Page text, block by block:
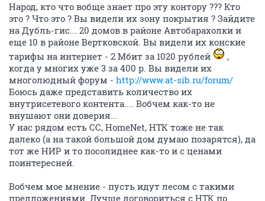
Народ, кто что вобще знает про эту контору ??? Кто
это ? Что это ? Вы видели их зону покрытия ? Зайдите
на Дубль-гис... 20 домов в районе Автобарахолки и
еще 10 в районе Вертковской. Вы видели их конские
тарифы на интернет - 2 Мбит за 1020 рублей
,
когда у многих уже 3 за 400 р. Вы видели их
многолюдный форум - http://www.at-sib.ru/forum/
Боюсь даже представить количество их
внутрисетевого контента.... Вобчем как-то не
внушают они доверия...
У нас рядом есть СС, HomeNet, НТК тоже не так
далеко (а на такой большой дом думаю позарятся), да
тот же НИР и то посолиднее как-то и с ценами
поинтересней.
Вобчем мое мнение - пусть идут лесом с такими
предложениями. Лучше договориться с НТК по